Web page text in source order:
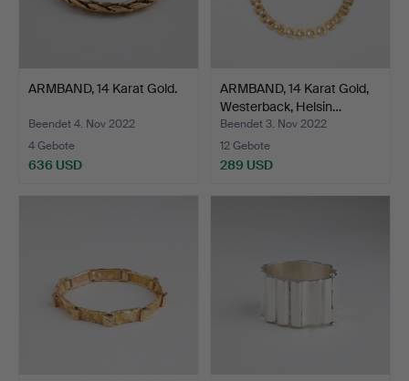
ARMBAND, 14 Karat Gold.
Beendet 4. Nov 2022
4 Gebote
636 USD
ARMBAND, 14 Karat Gold,
Westerback, Helsin…
Beendet 3. Nov 2022
12 Gebote
289 USD